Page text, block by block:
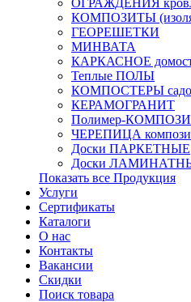
ОГРАЖДЕНИЯ
КОМПОЗИТЫ
ГЕОРЕШЕТКИ
МИНВАТА
КАРКАСНОЕ
Теплые ПОЛЫ
КОМПОСТЕРЫ
КЕРАМОГРАНИТ
Полимер-
ЧЕРЕПИЦА
Доски ПАРКЕТНЫЕ
Доски
Показать все Продукция
Услуги
Сертификаты
Каталоги
О нас
Контакты
Вакансии
Скидки
Поиск товара